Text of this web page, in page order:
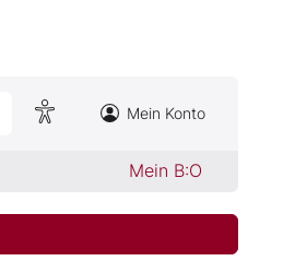
Mein Konto
Mein B:O